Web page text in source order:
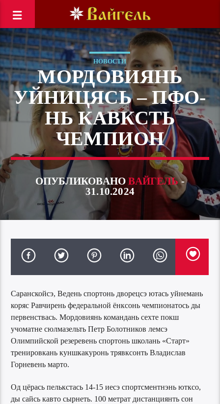
НОВОСТИ
МОРДОВИЯНЬ
УЙНИЦЯСЬ – ПФО-
НЬ КАВКСТЬ
ЧЕМПИОН
ОПУБЛИКОВАНОВАЙГЕЛЬ-
31.10.2024
Саранскойсэ, Ведень спортонь дворецсэ ютась уйнемань
коряс Равчирень федеральной ёнксонь чемпионатось ды
первенствась. Мордовиянь командань сехте покш
учоматне сюлмазельть Петр Болотников лемсэ
Олимпийской резеревень спортонь школань «Старт»
тренировкань куншкакуронь трявксонть Владислав
Горневень марто.
Од цёрась пелькстась 14-15 иесэ спортсментнэнь ютксо,
ды сайсь кавто сырнеть. 100 метрат дистанциянть сон